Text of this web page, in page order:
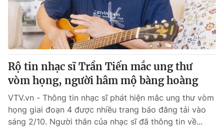
Rộ tin nhạc sĩ Trần Tiến mắc ung thư
vòm họng, người hâm mộ bàng hoàng
VTV.vn - Thông tin nhạc sĩ phát hiện mắc ung thư vòm
họng giai đoạn 4 được nhiều trang báo đăng tải vào
sáng 2/10. Người thân của nhạc sĩ đã thông tin về...